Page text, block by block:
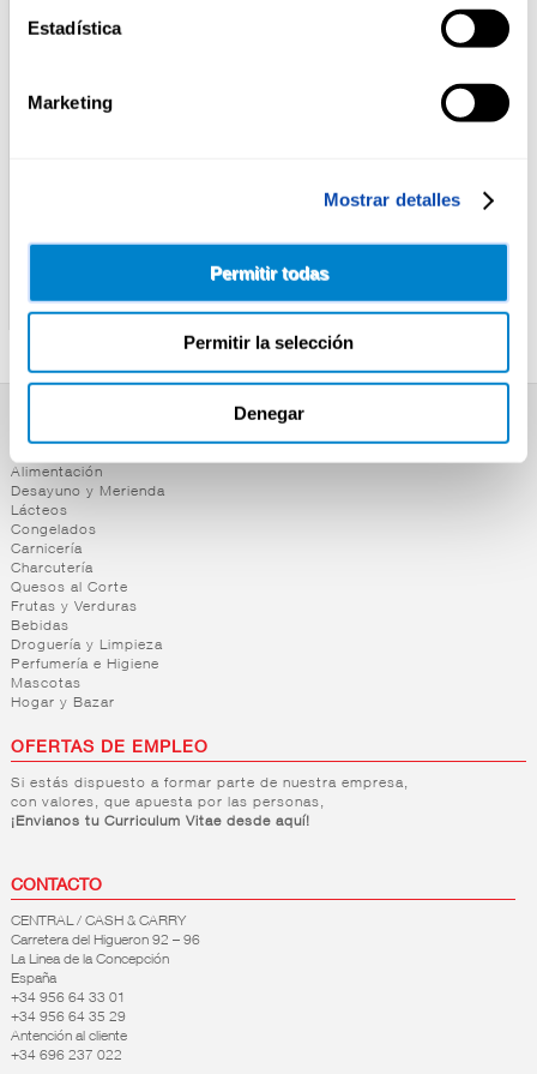
Estadística
Marketing
Mostrar detalles
Permitir todas
Permitir la selección
Denegar
EMPANADA DE ATUN AL
CORTE
TORTILLITA DE BACALAO
REFRIGERADAS
SUPERMERCADO
Alimentación
Desayuno y Merienda
Lácteos
Congelados
Carnicería
Charcutería
Quesos al Corte
Frutas y Verduras
Bebidas
Droguería y Limpieza
Perfumería e Higiene
Mascotas
Hogar y Bazar
OFERTAS DE EMPLEO
Si estás dispuesto a formar parte de nuestra empresa,
con valores, que apuesta por las personas,
¡Envianos tu Curriculum Vitae desde aquí!
CONTACTO
CENTRAL / CASH & CARRY
Carretera del Higueron 92 – 96
La Linea de la Concepción
España
+34 956 64 33 01
+34 956 64 35 29
Antención al cliente
+34 696 237 022